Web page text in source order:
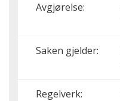
Avgjørelse:
Saken gjelder:
Regelverk: